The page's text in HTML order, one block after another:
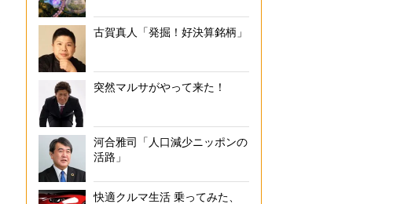
古賀真人「発掘！好決算銘柄」
突然マルサがやって来た！
河合雅司「人口減少ニッポンの
活路」
快適クルマ生活 乗ってみた、